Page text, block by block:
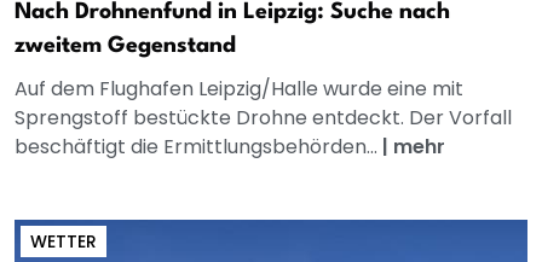
Nach Drohnenfund in Leipzig: Suche nach
zweitem Gegenstand
Auf dem Flughafen Leipzig/Halle wurde eine mit
Sprengstoff bestückte Drohne entdeckt. Der Vorfall
beschäftigt die Ermittlungsbehörden... | mehr
WETTER